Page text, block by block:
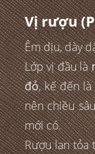
Vị rượu
Êm dịu, dày
Lớp vị đầu là
đỏ, kế đến là
nên chiều
mới có.
Rượu lan